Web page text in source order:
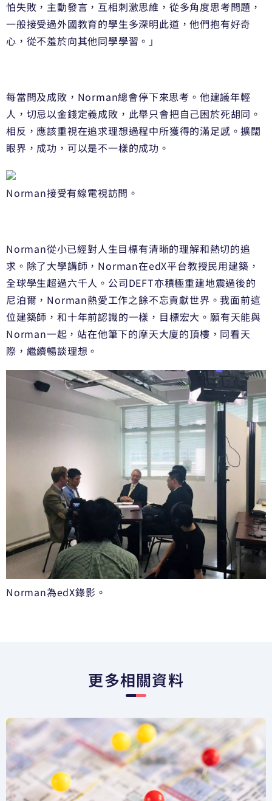
怕失敗，主動發言，互相刺激思維，從多角度思考問題，
一般接受過外國教育的學生多深明此道，他們抱有好奇
心，從不羞於向其他同學學習。」
每當問及成敗，Norman總會停下來思考。他建議年輕
人，切忌以金錢定義成敗，此舉只會把自己困於死胡同。
相反，應該重視在追求理想過程中所獲得的滿足感。擴闊
眼界，成功，可以是不一樣的成功。
Norman接受有線電視訪問。
Norman從小已經對人生目標有清晰的理解和熱切的追
求。除了大學講師，Norman在edX平台教授民用建築，
全球學生超過六千人。公司DEFT亦積極重建地震過後的
尼泊爾，Norman熱愛工作之餘不忘貢獻世界。我面前這
位建築師，和十年前認識的一樣，目標宏大。願有天能與
Norman一起，站在他筆下的摩天大廈的頂樓，同看天
際，繼續暢談理想。
Norman為edX錄影。
更多相關資料